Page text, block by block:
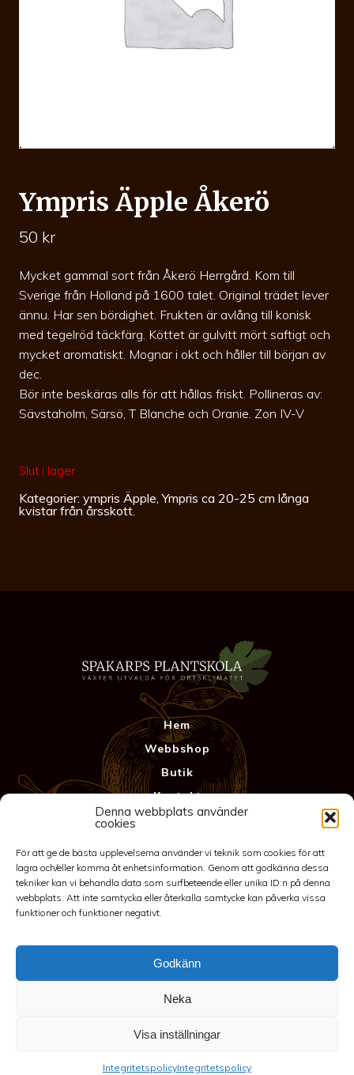
Denna webbplats använder
cookies
För att ge de bästa upplevelserna använder vi teknik som cookies för att
lagra och/eller komma åt enhetsinformation. Genom att godkänna dessa
tekniker kan vi behandla data som surfbeteende eller unika ID:n på denna
webbplats. Att inte samtycka eller återkalla samtycke kan påverka vissa
funktioner och funktioner negativt.
Godkänn
Neka
Visa inställningar
IntegritetspolicyIntegritetspolicy
Ympris Äpple Åkerö
50 kr
Mycket gammal sort från Åkerö Herrgård. Kom till
Sverige från Holland på 1600 talet. Original trädet lever
ännu. Har sen bördighet. Frukten är avlång till konisk
med tegelröd täckfärg. Köttet är gulvitt mört saftigt och
mycket aromatiskt. Mognar i okt och håller till början av
dec.
Bör inte beskäras alls för att hållas friskt. Pollineras av:
Sävstaholm, Särsö, T Blanche och Oranie. Zon IV-V
Slut i lager
Kategorier: ympris Äpple ,Ympris ca 20-25 cm långa
kvistar från årsskott.
Hem
Webbshop
Butik
Kontakt
Anläggning
Integritetspolicy
©2026 Spakarps plantskola
- spakarp@outlook.com
Spakarp 1, 575 95